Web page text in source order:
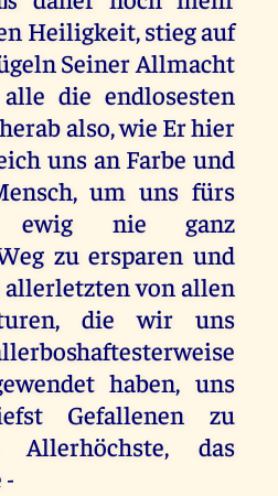
Heiligkeit, stieg auf
Seiner Allmacht
die endlosesten
also, wie Er hier
uns an Farbe und
um uns fürs
ewig nie ganz
zu ersparen und
allerletzten von allen
die wir uns
haben, uns
Gefallenen zu
Allerhöchste, das